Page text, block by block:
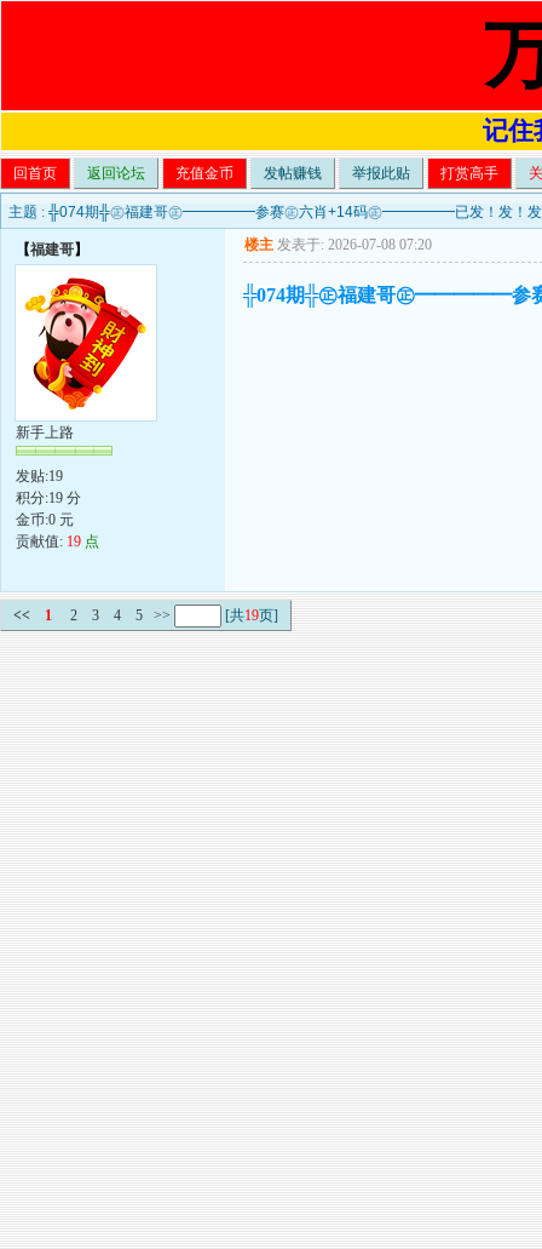
记住
回首页 返回论坛 充值金币 发帖赚钱 举报此贴 打赏高手
主题 : ╬074期╬㊣福建哥㊣━━━━━参赛㊣六肖+14码㊣━━━━━已发！发！发
【福建哥】
新手上路
发贴:19
积分:19 分
金币:0 元
贡献值: 19 点
楼主 发表于: 2026-07-08 07:20
╬074期╬㊣福建哥㊣━━━━━参
<< 1 2 3 4 5 >> [共19页]